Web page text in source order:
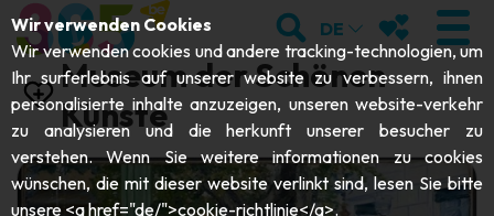
BESUCHEN
Abteien & Religiöse Monumente
ENTDECKEN
SUCHEN
DE MEINE
Museum der Schönen
Künste
Wir verwenden Cookies
Wir verwenden cookies und andere tracking-technologien, um
Ihr surferlebnis auf unserer website zu verbessern, ihnen
personalisierte inhalte anzuzeigen, unseren website-verkehr
zu analysieren und die herkunft unserer besucher zu
verstehen. Wenn Sie weitere informationen zu cookies
wünschen, die mit dieser website verlinkt sind, lesen Sie bitte
unsere <a href="de/">cookie-richtlinie</a>.